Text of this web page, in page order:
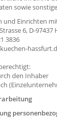
sowie
und Einrichten
6, D-
3836
den Inhaber